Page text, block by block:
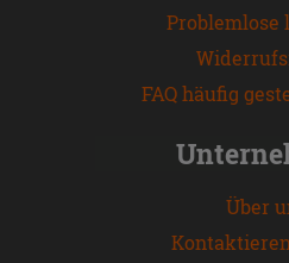
Problemlose
FAQ häufig
Über